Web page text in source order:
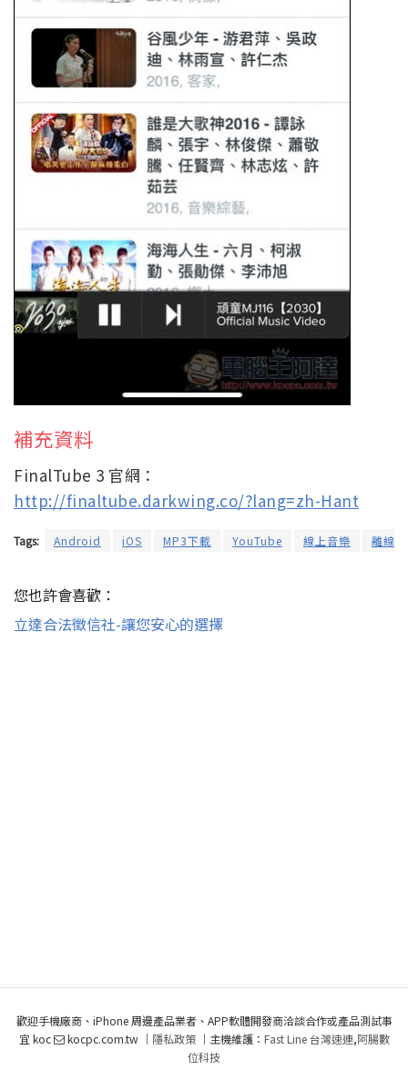
補充資料
FinalTube 3 官網：
http://finaltube.darkwing.co/?lang=zh-Hant
Tags: Android iOS MP3下載 YouTube 線上音樂 離線
您也許會喜歡：
立達合法徵信社-讓您安心的選擇
歡迎手機廠商、iPhone 周邊產品業者、APP軟體開發商洽談合作或產品測試事
宜 koc
kocpc.com.tw ｜ 隱私政策｜主機維護： Fast Line 台灣速連,阿腸數
位科技